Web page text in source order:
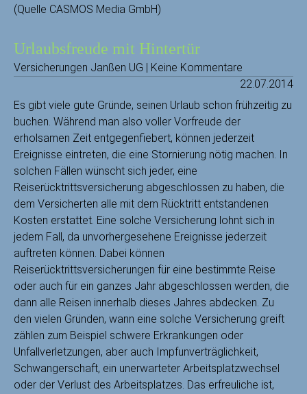
(Quelle CASMOS Media GmbH)
Urlaubsfreude mit Hintertür
Versicherungen Janßen UG | Keine Kommentare
22.07.2014
Es gibt viele gute Gründe, seinen Urlaub schon frühzeitig zu
buchen. Während man also voller Vorfreude der
erholsamen Zeit entgegenfiebert, können jederzeit
Ereignisse eintreten, die eine Stornierung nötig machen. In
solchen Fällen wünscht sich jeder, eine
Reiserücktrittsversicherung abgeschlossen zu haben, die
dem Versicherten alle mit dem Rücktritt entstandenen
Kosten erstattet. Eine solche Versicherung lohnt sich in
jedem Fall, da unvorhergesehene Ereignisse jederzeit
auftreten können. Dabei können
Reiserücktrittsversicherungen für eine bestimmte Reise
oder auch für ein ganzes Jahr abgeschlossen werden, die
dann alle Reisen innerhalb dieses Jahres abdecken. Zu
den vielen Gründen, wann eine solche Versicherung greift
zählen zum Beispiel schwere Erkrankungen oder
Unfallverletzungen, aber auch Impfunverträglichkeit,
Schwangerschaft, ein unerwarteter Arbeitsplatzwechsel
oder der Verlust des Arbeitsplatzes. Das erfreuliche ist,